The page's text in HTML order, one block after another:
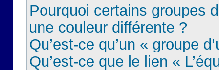
Pourquoi certains groupes
une couleur différente ?
Qu’est-ce qu’un « groupe
Qu’est-ce que le lien «